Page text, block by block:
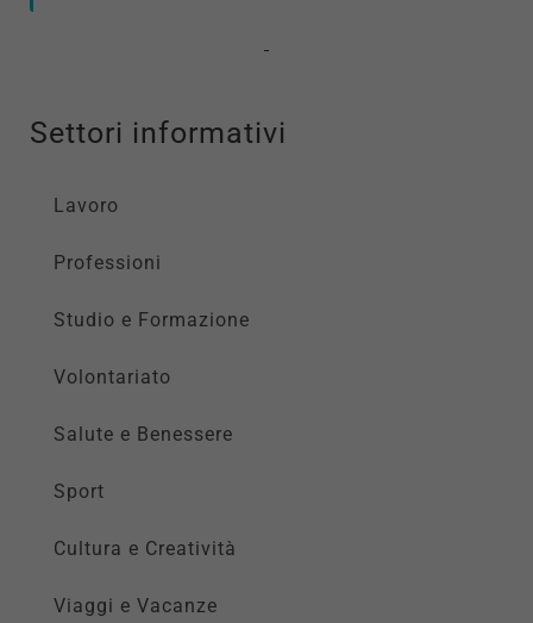
Settori informativi
Lavoro
Professioni
Studio e Formazione
Volontariato
Salute e Benessere
Sport
Cultura e Creatività
Viaggi e Vacanze